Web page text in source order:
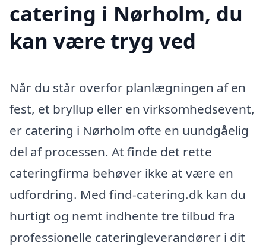
catering i Nørholm, du
kan være tryg ved
Når du står overfor planlægningen af en
fest, et bryllup eller en virksomhedsevent,
er catering i Nørholm ofte en uundgåelig
del af processen. At finde det rette
cateringfirma behøver ikke at være en
udfordring. Med find-catering.dk kan du
hurtigt og nemt indhente tre tilbud fra
professionelle cateringleverandører i dit